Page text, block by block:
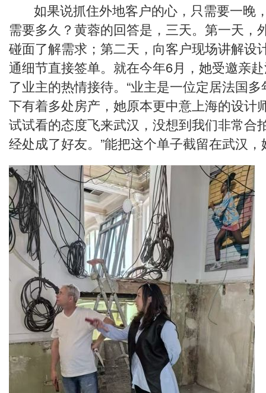
如果说抓住外地客户的心，只需要一晚
需要多久？黄蓉的回答是，三天。第一天，
碰面了解需求；第二天，向客户现场讲解设
通细节直接签单。就在今年6月，她受邀亲
了业主的热情接待。“业主是一位定居法国
下有着多处房产，她原本更中意上海的设计
试试看的态度飞来武汉，没想到我们非常合
经处成了好友。”能把这个单子截留在武汉